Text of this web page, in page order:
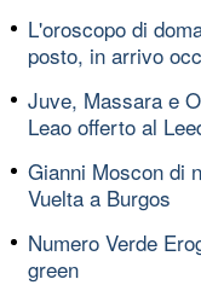
L'oroscopo di
posto, in arrivo
Juve, Massara e
Leao offerto al
Gianni Moscon di
Vuelta a Burgos
Numero Verde
green